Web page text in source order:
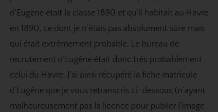
d’Eugène était la classe 1890 et qu’il habitait au Havre
en 1890, ce dont je n’étais pas absolument sûre mais
qui était extrêmement probable. Le bureau de
recrutement d’Eugène était donc très probablement
celui du Havre. J’ai ainsi récupéré la fiche matricule
d’Eugène que je vous retranscris ci-dessous (n’ayant
malheureusement pas la licence pour publier l’image